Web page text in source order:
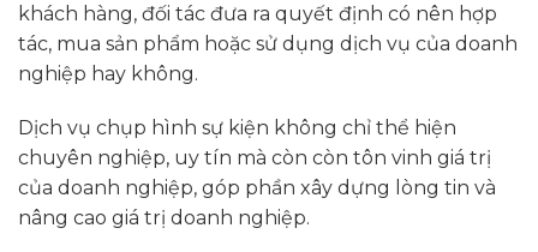
khách hàng, đối tác đưa ra quyết định có nên hợp
tác, mua sản phẩm hoặc sử dụng dịch vụ của doanh
nghiệp hay không.
Dịch vụ chụp hình sự kiện không chỉ thể hiện
chuyên nghiệp, uy tín mà còn còn tôn vinh giá trị
của doanh nghiệp, góp phần xây dựng lòng tin và
nâng cao giá trị doanh nghiệp.